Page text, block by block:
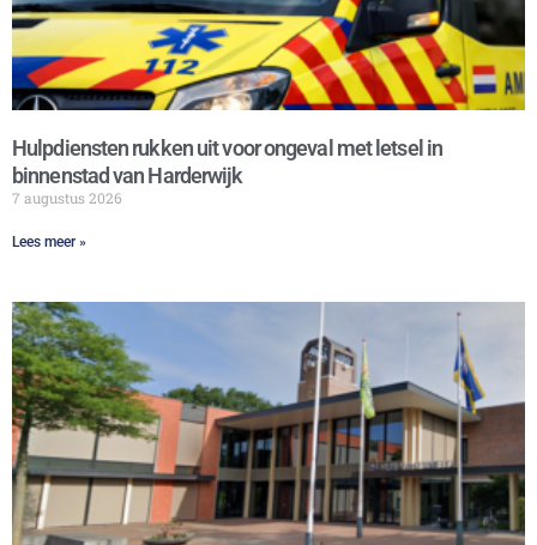
Hulpdiensten rukken uit voor ongeval met letsel in
binnenstad van Harderwijk
7 augustus 2026
Lees meer »